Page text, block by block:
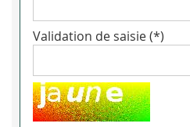
Validation de saisie (*)